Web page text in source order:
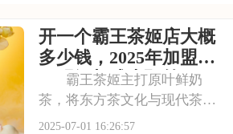
力，不少投资者想加盟。那
么，加盟古茗的费用情况如何
呢？下面就来看看古茗
开一个霸王茶姬店大概
多少钱，2025年加盟费
用明细与成本预算
霸王茶姬主打原叶鲜奶
茶，将东方茶文化与现代茶饮
巧妙结合。以“原叶鲜奶茶”为
2025-07-01 16:26:57